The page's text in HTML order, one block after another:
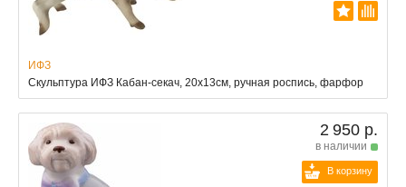
ИФЗ
Скульптура ИФЗ Кабан-секач, 20x13см, ручная роспись, фарфор
2 950 р.
в наличии
В корзину